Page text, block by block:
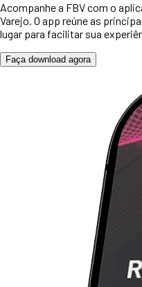
Acompanhe a FBV com o
Varejo. O app reúne as
lugar para facilitar sua
Faça download agora